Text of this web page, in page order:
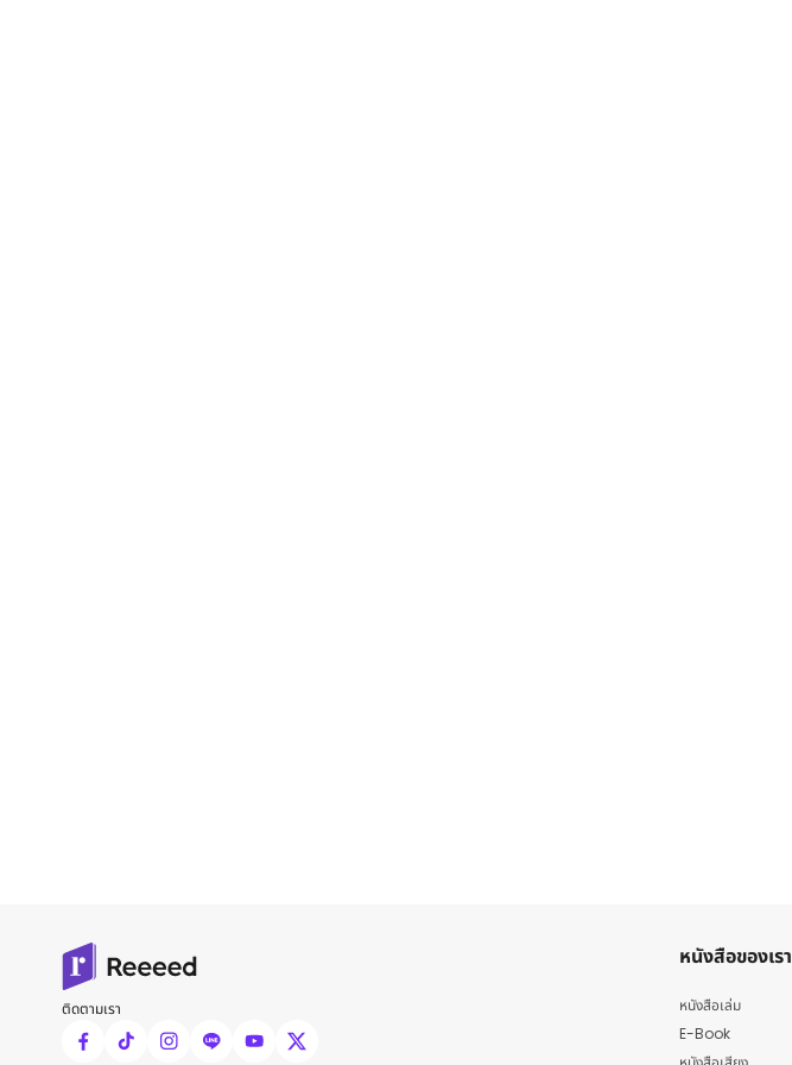
ติดตามเรา
หนังสือของเรา
หนังสือเล่ม
E-Book